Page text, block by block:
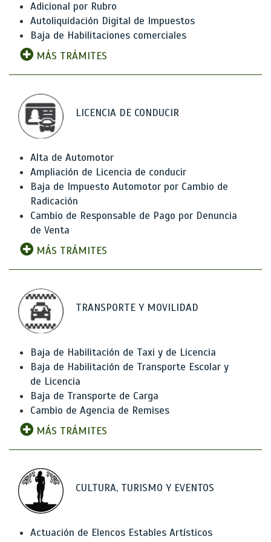
Adicional por Rubro
Autoliquidación Digital de Impuestos
Baja de Habilitaciones comerciales
MÁS TRÁMITES
LICENCIA DE CONDUCIR
Alta de Automotor
Ampliación de Licencia de conducir
Baja de Impuesto Automotor por Cambio de
Radicación
Cambio de Responsable de Pago por Denuncia
de Venta
MÁS TRÁMITES
TRANSPORTE Y MOVILIDAD
Baja de Habilitación de Taxi y de Licencia
Baja de Habilitación de Transporte Escolar y
de Licencia
Baja de Transporte de Carga
Cambio de Agencia de Remises
MÁS TRÁMITES
CULTURA, TURISMO Y EVENTOS
Actuación de Elencos Estables Artísticos